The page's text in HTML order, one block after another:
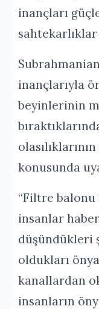
inançları
inançlarıyla
beyinlerinin
konusunda
“Filtre
insanlar
düşündükleri
oldukları
kanallardan
insanların